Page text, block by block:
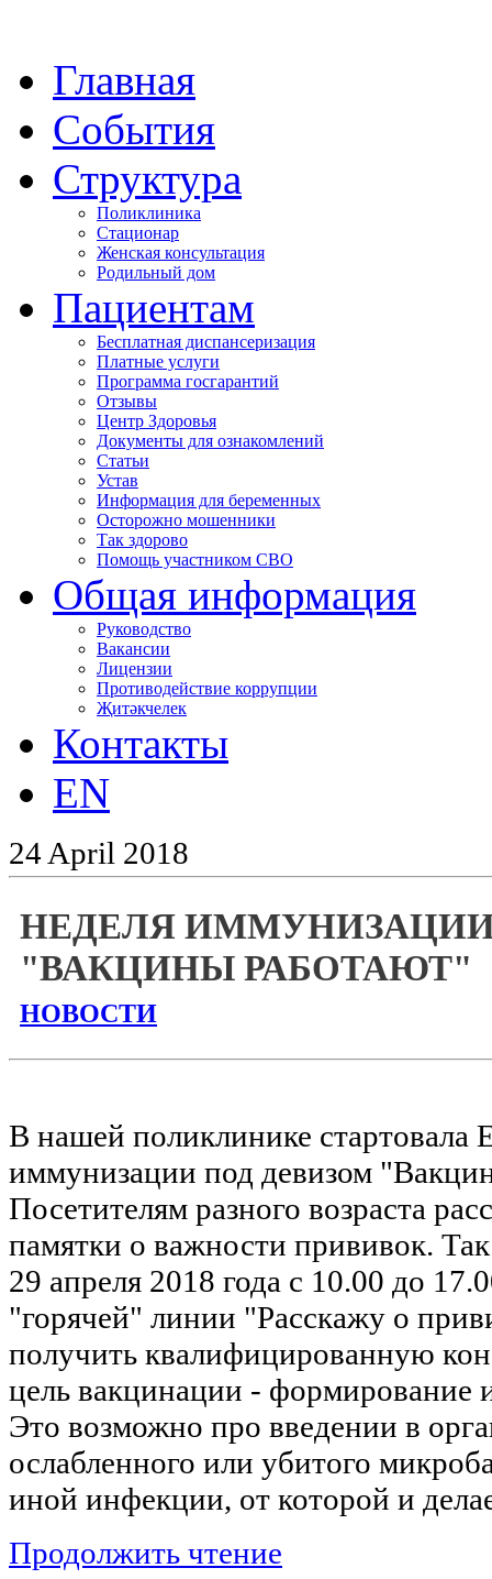
Главная
События
Структура
Поликлиника
Стационар
Женская консультация
Родильный дом
Пациентам
Бесплатная диспансеризация
Платные услуги
Программа госгарантий
Отзывы
Центр Здоровья
Документы для ознакомлений
Статьи
Устав
Информация для беременных
Осторожно мошенники
Так здорово
Помощь участником СВО
Общая информация
Руководство
Вакансии
Лицензии
Противодействие коррупции
Җитәкчелек
Контакты
EN
24 April 2018
НЕДЕЛЯ
"ВАКЦИНЫ РАБОТАЮТ"
НОВОСТИ
В нашей поликлинике стартовала
иммунизации под девизом
Посетителям разного возраста
памятки о важности прививок.
29 апреля 2018 года с 10.00 до
"горячей" линии "Расскажу о
получить квалифицированную
цель вакцинации - формирование
Это возможно про введении в
ослабленного или убитого
иной инфекции, от которой и
Продолжить чтение